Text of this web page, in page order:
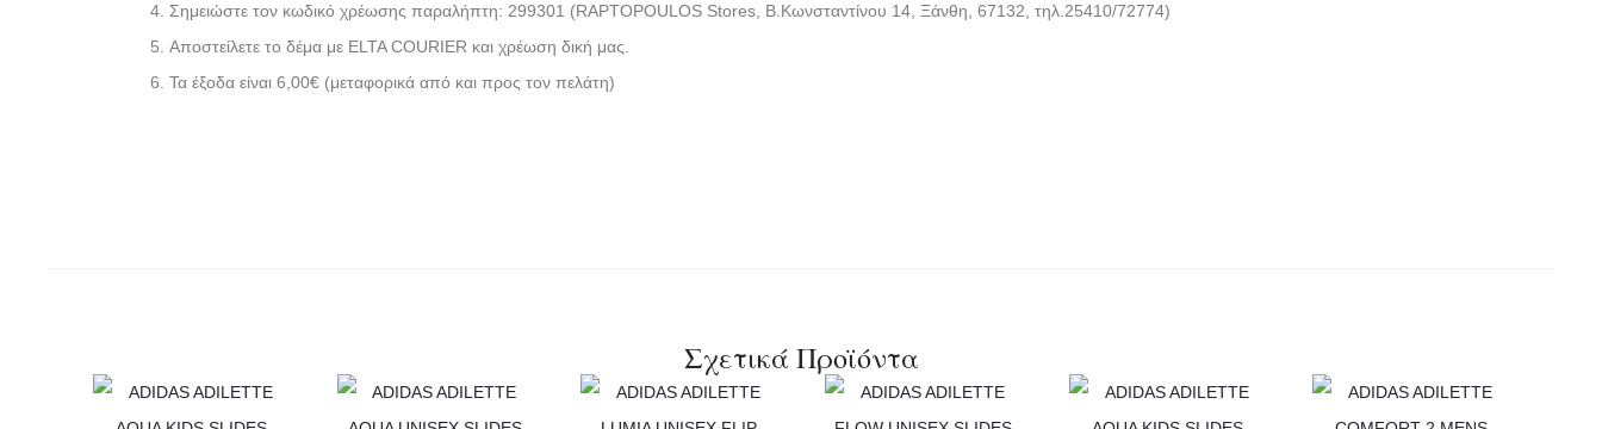
Σημειώστε τον κωδικό χρέωσης παραλήπτη: 299301 (RAPTOPOULOS Stores, Β.Κωνσταντίνου 14, Ξάνθη, 67132, τηλ.25410/72774)
Αποστείλετε το δέμα με ELTA COURIER και χρέωση δική μας.
Τα έξοδα είναι 6,00€ (μεταφορικά από και προς τον πελάτη)
Σχετικά Προϊόντα
Αυτό
Αυτό
Αυτό
Αυτό
Αυτό
Αυτό